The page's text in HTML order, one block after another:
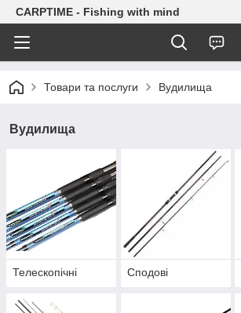
CARPTIME - Fishing with mind
Товари та послуги Вудилища
Вудилища
Телескопічні Сподові